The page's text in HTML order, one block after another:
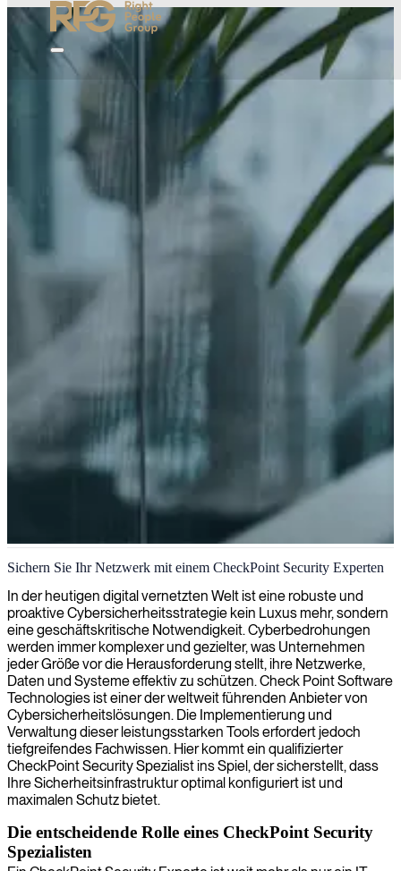
Checkpoint Security-Engineering
Wir liefern professionelle Checkpoint-Sicherheitslösungen zum
Schutz Ihrer Netzwerke und gewährleisten eine robuste Abwehr
gegen Cyber-Bedrohungen mit branchenführendem Fachwissen.
Sichern Sie Ihr Netzwerk mit einem CheckPoint Security Experten
In der heutigen digital vernetzten Welt ist eine robuste und
proaktive Cybersicherheitsstrategie kein Luxus mehr, sondern
eine geschäftskritische Notwendigkeit. Cyberbedrohungen
werden immer komplexer und gezielter, was Unternehmen
jeder Größe vor die Herausforderung stellt, ihre Netzwerke,
Daten und Systeme effektiv zu schützen. Check Point Software
Technologies ist einer der weltweit führenden Anbieter von
Cybersicherheitslösungen. Die Implementierung und
Verwaltung dieser leistungsstarken Tools erfordert jedoch
tiefgreifendes Fachwissen. Hier kommt ein qualifizierter
CheckPoint Security Spezialist ins Spiel, der sicherstellt, dass
Ihre Sicherheitsinfrastruktur optimal konfiguriert ist und
maximalen Schutz bietet.
Die entscheidende Rolle eines CheckPoint Security
Spezialisten